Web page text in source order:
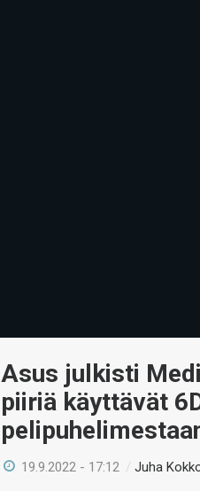
Asus julkisti
piiriä käyttävät
19.9.2022 - 17:12 /Juha